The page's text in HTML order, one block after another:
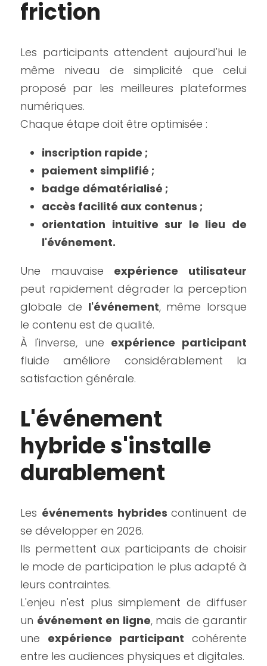
friction
Les participants attendent aujourd'hui le
même niveau de simplicité que celui
proposé par les meilleures plateformes
numériques.
Chaque étape doit être optimisée :
inscription rapide ;
paiement simplifié ;
badge dématérialisé ;
accès facilité aux contenus ;
orientation intuitive sur le lieu de
l'événement.
Une mauvaise expérience utilisateur
peut rapidement dégrader la perception
globale de l'événement, même lorsque
le contenu est de qualité.
À l'inverse, une expérience participant
fluide améliore considérablement la
satisfaction générale.
L'événement
hybride s'installe
durablement
Les événements hybrides continuent de
se développer en 2026.
Ils permettent aux participants de choisir
le mode de participation le plus adapté à
leurs contraintes.
L'enjeu n'est plus simplement de diffuser
un événement en ligne, mais de garantir
une expérience participant cohérente
entre les audiences physiques et digitales.